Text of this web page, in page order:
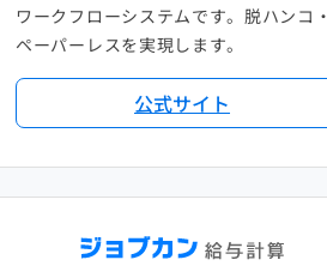
ワークフローシステムです。脱ハンコ・
ペーパーレスを実現します。
公式サイト